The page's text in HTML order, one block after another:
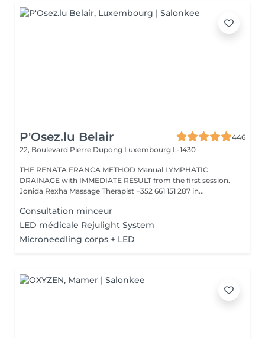
P'Osez.lu Belair
446
22, Boulevard Pierre Dupong Luxembourg L-1430
THE RENATA FRANCA METHOD Manual LYMPHATIC
DRAINAGE with IMMEDIATE RESULT from the first session.
Jonida Rexha Massage Therapist +352 661 151 287 in...
Consultation minceur
LED médicale Rejulight System
Microneedling corps + LED